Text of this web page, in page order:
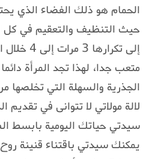
الحمام هو ذلك الفضاء الذي
حيث التنظيف والتعقيم في
إلى
متعب جدا، لهذا تجد المرأة
الجذرية والسهلة التي تخلصها
لالة مولاتي لا تتوانى في
سيدتي حياتك اليومية بابسط
يمكنك سيدتي باقتناء قنينة